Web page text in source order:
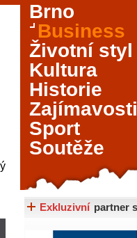
Brno
Business
Životní styl
Kultura
Historie
Zajímavosti
Sport
Soutěže
Exkluzivní partner